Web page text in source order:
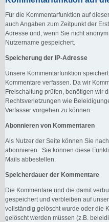
Für die Kommentarfunktion auf
auch Angaben zum Zeitpunkt der
Adresse und, wenn Sie nicht
Nutzername gespeichert.
Speicherung der IP-Adresse
Unsere Kommentarfunktion
Kommentare verfassen. Da wir
Freischaltung prüfen, benötigen wir
Rechtsverletzungen wie
Verfasser vorgehen zu können.
Abonnieren von Kommentaren
Als Nutzer der Seite können Sie
abonnieren. Sie können diese
Mails abbestellen.
Speicherdauer der Kommentare
Die Kommentare und die damit
gespeichert und verbleiben auf
vollständig gelöscht wurde oder die
gelöscht werden müssen (z.B.